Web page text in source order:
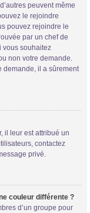
peuvent même
le rejoindre
pouvez rejoindre le
par un chef de
vous souhaitez
non votre demande.
demande, il a sûrement
il leur est attribué un
contactez
privé.
couleur différente ?
d’un groupe pour